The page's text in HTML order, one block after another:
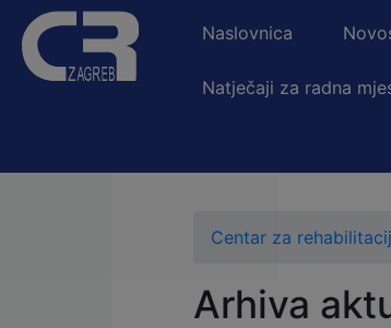
Naslovnica
Natječaji za radna
Centar za
Arhiva